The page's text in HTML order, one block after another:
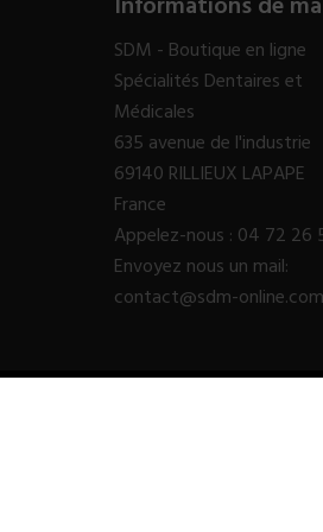
SDM - Boutique en ligne
Spécialités Dentaires et
Médicales
635 avenue de l'industrie
69140 RILLIEUX LAPAPE
France
Appelez-nous : 04 72 26
Envoyez nous un mail:
contact@sdm-online.com